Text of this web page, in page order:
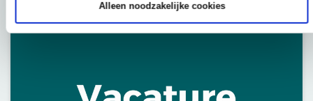
Alleen noodzakelijke cookies